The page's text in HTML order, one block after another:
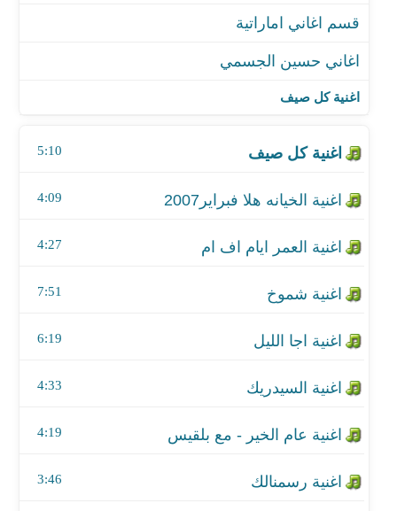
اغنية كل صيف
اغنية كل صيف
5:10
اغنية الخيانه هلا فبراير2007
4:09
اغنية العمر ايام اف ام
4:27
7:51
6:19
4:33
اغنية عام الخير - مع بلقيس
4:19
اغنية رسمنالك
3:46
اغنية كل ما اشوفك - ماجد المهندس